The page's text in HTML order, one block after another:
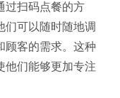
过扫码点餐的方
们可以随时随地调
顾客的需求。这种
他们能够更加专注